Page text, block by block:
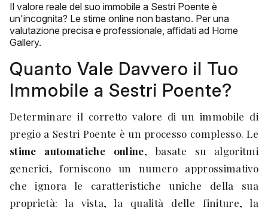
Il valore reale del suo immobile a Sestri Poente è
un'incognita? Le stime online non bastano. Per una
valutazione precisa e professionale, affidati ad Home
Gallery.
Quanto Vale Davvero il Tuo
Immobile a Sestri Poente?
Determinare il corretto valore di un immobile di
pregio a Sestri Poente è un processo complesso. Le
stime automatiche online, basate su algoritmi
generici, forniscono un numero approssimativo
che ignora le caratteristiche uniche della sua
proprietà: la vista, la qualità delle finiture, la